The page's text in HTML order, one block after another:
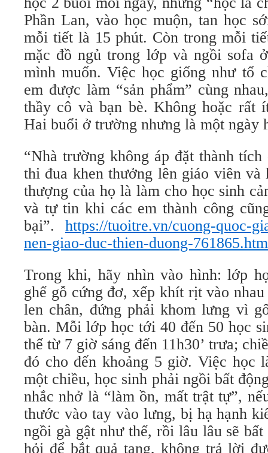
Phần Lan, vào học muộn, tan học
mỗi tiết là 15 phút. Còn trong mỗi
mặc đồ ngủ trong lớp và ngồi sofa
mình muốn. Việc học giống như tổ
em được làm “sản phẩm” cùng
thầy cô và bạn bè. Không hoặc rất
Hai buổi ở trường nhưng là một ngày
“Nhà trường không áp đặt thành
thi đua khen thưởng lên giáo viên
thượng của họ là làm cho học sinh
và tự tin khi các em thành công
bại”. https://tuoitre.vn/cuong-quoc-
nen-giao-duc-thien-duong-761865.htm
Trong khi, hãy nhìn vào hình: lớp
ghế gỗ cứng đơ, xếp khít rịt vào
len chân, đứng phải khom lưng vì
bàn. Mỗi lớp học tới 40 đến 50 học
thế từ 7 giờ sáng đến 11h30’ trưa;
đó cho đến khoảng 5 giờ. Việc học
một chiều, học sinh phải ngồi bất
nhắc nhở là “làm ồn, mất trật tự”,
thước vào tay vào lưng, bị hạ hạnh
ngồi gà gật như thế, rồi lâu lâu sẽ
hỏi để bắt quả tang, không trả lời